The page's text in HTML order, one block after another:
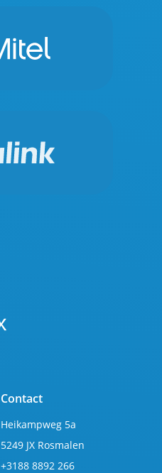
Contact
Heikampweg 5a
5249 JX Rosmalen
+3188 8892 266